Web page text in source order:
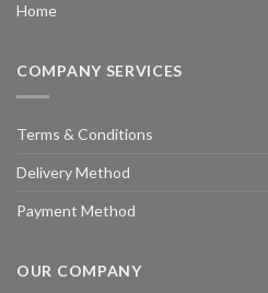
Home
COMPANY SERVICES
Terms & Conditions
Delivery Method
Payment Method
OUR COMPANY